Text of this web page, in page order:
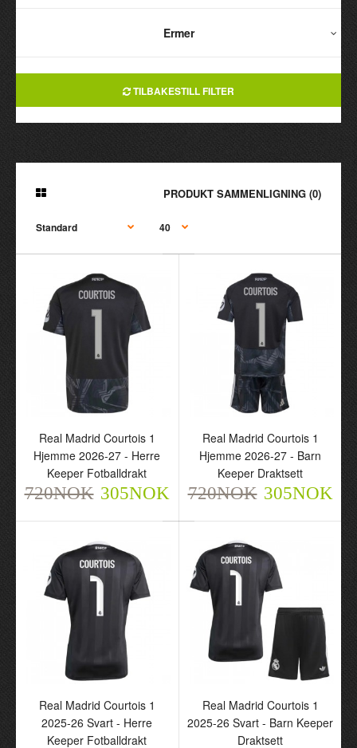
Ermer
TILBAKESTILL FILTER
PRODUKT SAMMENLIGNING (0)
Hjemme 2026-27 - Herre
Keeper Fotballdrakt
720NOK 305NOK
Hjemme 2026-27 - Barn
Keeper Draktsett
720NOK 305NOK
Real Madrid Courtois 1
2025-26 Svart - Herre
Keeper Fotballdrakt
720NOK 305NOK
Real Madrid Courtois 1
2025-26 Svart - Barn
Keeper Draktsett
720NOK 305NOK
Real Madrid Courtois 1
Hjemme 2026-27 - Herre
Keeper Fotballdrakt
720NOK 305NOK
Real Madrid Courtois 1
Hjemme 2026-27 - Barn
Keeper Draktsett
720NOK 305NOK
Real Madrid Courtois 1
2025-26 Svart - Herre
Keeper Fotballdrakt
Real Madrid Courtois 1
2025-26 Svart - Barn Keeper
Draktsett